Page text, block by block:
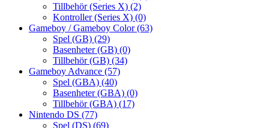
Tillbehör (Series X) (2)
Kontroller (Series X) (0)
Gameboy / Gameboy Color(63)
Spel (GB) (29)
Basenheter (GB) (0)
Tillbehör (GB) (34)
Gameboy Advance (57)
Spel (GBA) (40)
Basenheter (GBA) (0)
Tillbehör (GBA) (17)
Nintendo DS (77)
Spel (DS) (69)